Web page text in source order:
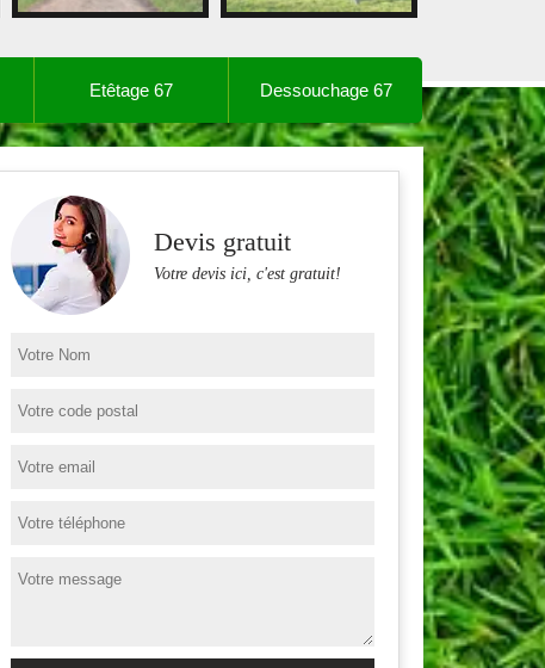
Etêtage 67 Dessouchage 67
Devis gratuit
Votre devis ici, c'est gratuit!